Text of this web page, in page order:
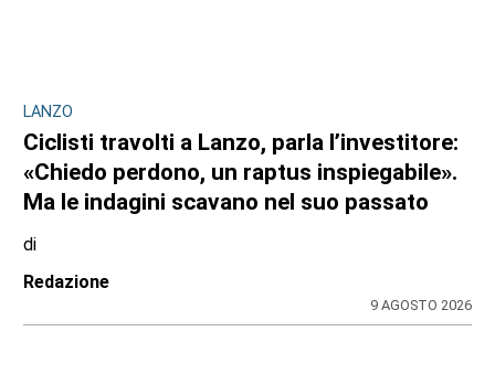
LANZO
Ciclisti travolti a Lanzo, parla l’investitore:
«Chiedo perdono, un raptus inspiegabile».
Ma le indagini scavano nel suo passato
di
Redazione
9 AGOSTO 2026